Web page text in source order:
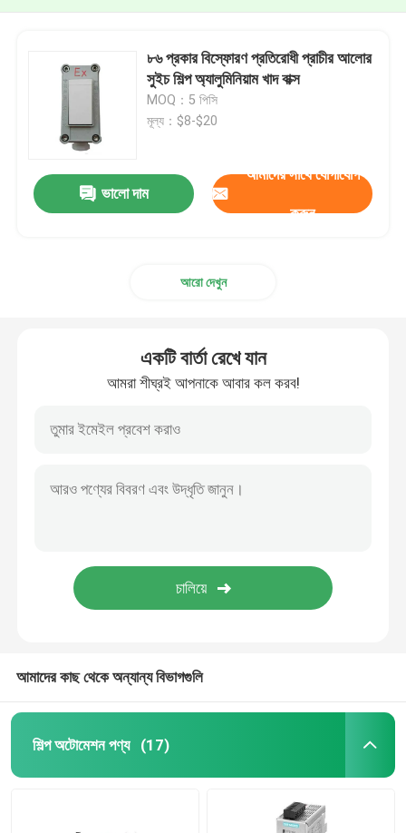
৮৬ প্রকার বিস্ফোরণ প্রতিরোধী প্রাচীর আলোর
সুইচ শিল্প অ্যালুমিনিয়াম খাদ বাক্স
MOQ：5 পিসি
মূল্য：$8-$20
ভালো দাম
আমাদের সাথে যোগাযোগ
করুন
আরো দেখুন
একটি বার্তা রেখে যান
আমরা শীঘ্রই আপনাকে আবার কল করব!
আমাদের কাছ থেকে অন্যান্য বিভাগগুলি
শিল্প অটোমেশন পণ্য (17)